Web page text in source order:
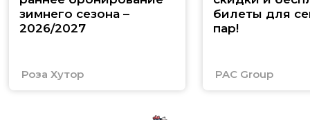
зимнего сезона –
2026/2027
Роза Хутор
билеты для
пар!
PAC Group